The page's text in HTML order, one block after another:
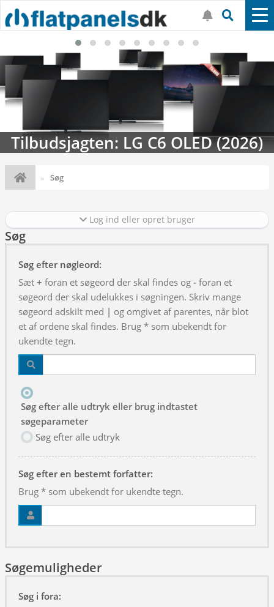
Tilbudsjagten: LG C6 OLED (2026)
Søg
Log ind eller opret bruger
Søg
Søg efter nøgleord:
Sæt + foran et søgeord der skal findes og - foran et
søgeord der skal udelukkes i søgningen. Skriv mange
søgeord adskilt med | og omgivet af parentes, når blot
et af ordene skal findes. Brug * som ubekendt for
ukendte tegn.
Søg efter alle udtryk eller brug indtastet
søgeparameter
Søg efter alle udtryk
Søg efter en bestemt forfatter:
Brug * som ubekendt for ukendte tegn.
Søgemuligheder
Søg i fora: